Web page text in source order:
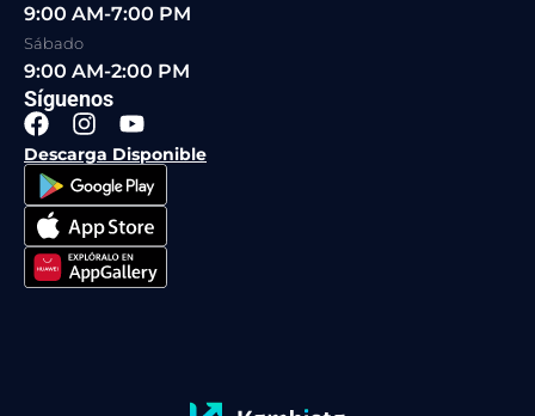
9:00 AM-7:00 PM
Sábado
9:00 AM-2:00 PM
Síguenos
F
a
c
e
b
o
o
k
I
n
s
t
a
g
r
a
Y
o
u
t
u
b
e
Descarga Disponible